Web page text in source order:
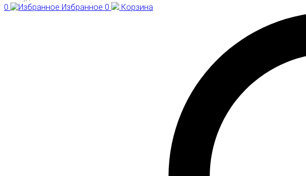
0 Избранное 0 Корзина